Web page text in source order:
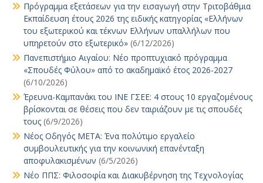
Πρόγραμμα εξετάσεων για την εισαγωγή στην Τριτοβάθμια
Εκπαίδευση έτους 2026 της ειδικής κατηγορίας «Ελλήνων
του εξωτερικού και τέκνων Ελλήνων υπαλλήλων που
υπηρετούν στο εξωτερικό» (6/12/2026)
Πανεπιστήμιο Αιγαίου: Νέο προπτυχιακό πρόγραμμα
«Σπουδές Φύλου» από το ακαδημαϊκό έτος 2026-2027
(6/10/2026)
Έρευνα-Καμπανάκι του ΙΝΕ ΓΣΕΕ: 4 στους 10 εργαζομένους
βρίσκονται σε θέσεις που δεν ταιριάζουν με τις σπουδές
τους (6/9/2026)
Νέος Οδηγός ΜΕΤΑ: Ένα πολύτιμο εργαλείο
συμβουλευτικής για την κοινωνική επανένταξη
αποφυλακισμένων (6/5/2026)
Νέο ΠΠΣ: Φιλοσοφία και Διακυβέρνηση της Τεχνολογίας